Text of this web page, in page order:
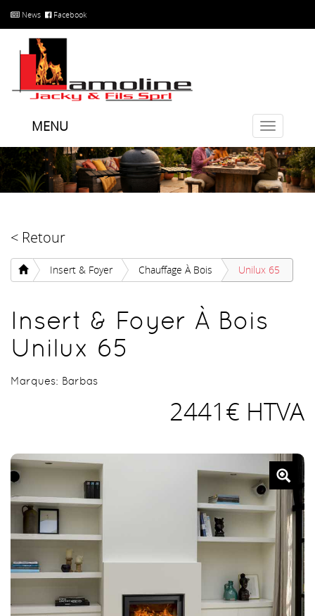
News Facebook
Toggle
MENU
< Retour
Insert & Foyer Chauffage À Bois Unilux 65
Insert & Foyer À Bois
Unilux 65
Marques: Barbas
2441€ HTVA